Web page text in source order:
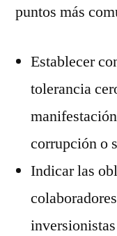
puntos más
Establecer
tolerancia
corrupción o
Indicar las